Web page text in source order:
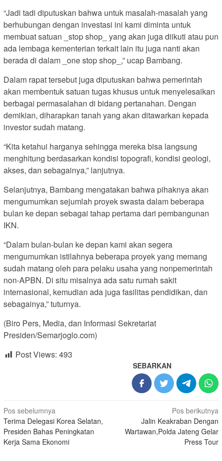
“Jadi tadi diputuskan bahwa untuk masalah-masalah yang
berhubungan dengan investasi ini kami diminta untuk
membuat satuan _stop shop_ yang akan juga diikuti atau pun
ada lembaga kementerian terkait lain itu juga nanti akan
berada di dalam _one stop shop_,” ucap Bambang.
Dalam rapat tersebut juga diputuskan bahwa pemerintah
akan membentuk satuan tugas khusus untuk menyelesaikan
berbagai permasalahan di bidang pertanahan. Dengan
demikian, diharapkan tanah yang akan ditawarkan kepada
investor sudah matang.
“Kita ketahui harganya sehingga mereka bisa langsung
menghitung berdasarkan kondisi topografi, kondisi geologi,
akses, dan sebagainya,” lanjutnya.
Selanjutnya, Bambang mengatakan bahwa pihaknya akan
mengumumkan sejumlah proyek swasta dalam beberapa
bulan ke depan sebagai tahap pertama dari pembangunan
IKN.
“Dalam bulan-bulan ke depan kami akan segera
mengumumkan istilahnya beberapa proyek yang memang
sudah matang oleh para pelaku usaha yang nonpemerintah
non-APBN. Di situ misalnya ada satu rumah sakit
internasional, kemudian ada juga fasilitas pendidikan, dan
sebagainya,” tuturnya.
(Biro Pers, Media, dan Informasi Sekretariat
Presiden/Semarjoglo.com)
Post Views: 493
SEBARKAN
Navigasi
pos
Pos sebelumnya
Terima Delegasi Korea Selatan,
Presiden Bahas Peningkatan
Kerja Sama Ekonomi
Pos berikutnya
Jalin Keakraban Dengan
Wartawan,Polda Jateng Gelar
Press Tour